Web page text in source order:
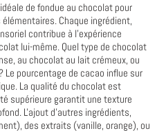
de fondue au chocolat pour
Chaque ingrédient,
contribue à l'expérience
lui-même. Quel type de chocolat
au chocolat au lait crémeux, ou
Le pourcentage de cacao influe sur
La qualité du chocolat est
supérieure garantit une texture
L'ajout d'autres ingrédients,
des extraits (vanille, orange), ou